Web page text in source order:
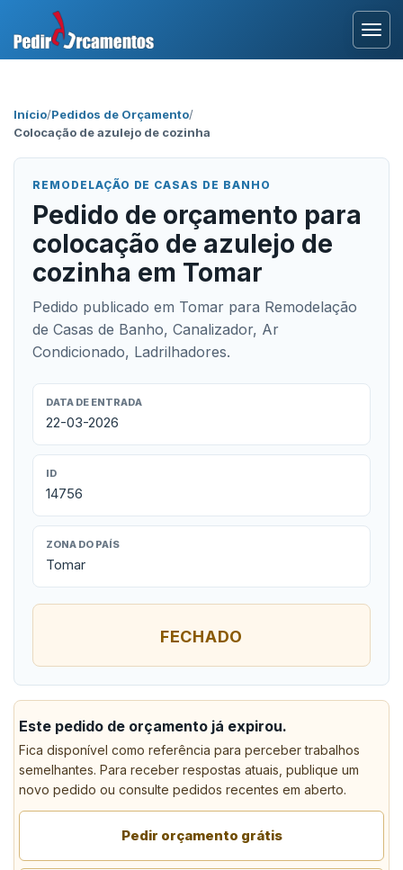
Início/Pedidos de Orçamento/
Colocação de azulejo de cozinha
REMODELAÇÃO DE CASAS DE BANHO
Pedido de orçamento para
colocação de azulejo de
cozinha em Tomar
Pedido publicado em Tomar para Remodelação
de Casas de Banho, Canalizador, Ar
Condicionado, Ladrilhadores.
DATA DE ENTRADA
22-03-2026
ID
14756
ZONA DO PAÍS
Tomar
FECHADO
Este pedido de orçamento já expirou.
Fica disponível como referência para perceber trabalhos
semelhantes. Para receber respostas atuais, publique um
novo pedido ou consulte pedidos recentes em aberto.
Pedir orçamento grátis
Área Profissional
Como Funciona?
Testemunhos